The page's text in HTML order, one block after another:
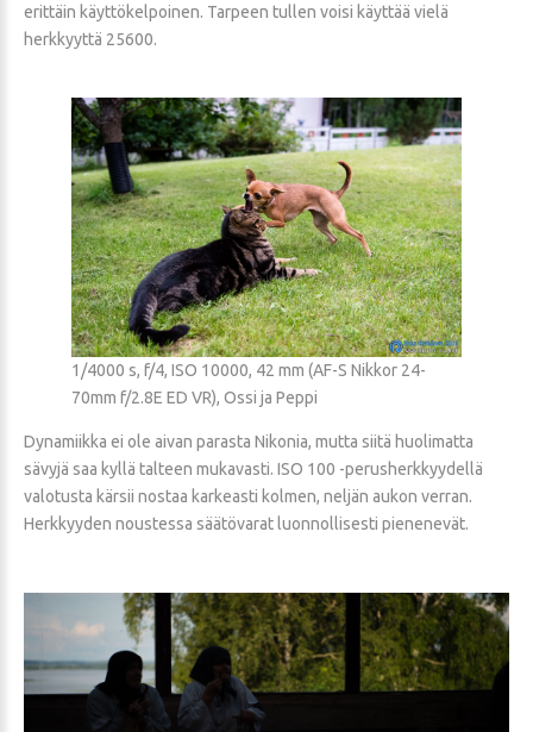
erittäin käyttökelpoinen. Tarpeen tullen voisi käyttää vielä
herkkyyttä 25600.
1/4000 s, f/4, ISO 10000, 42 mm (AF-S Nikkor 24-
70mm f/2.8E ED VR), Ossi ja Peppi
Dynamiikka ei ole aivan parasta Nikonia, mutta siitä huolimatta
sävyjä saa kyllä talteen mukavasti. ISO 100 -perusherkkyydellä
valotusta kärsii nostaa karkeasti kolmen, neljän aukon verran.
Herkkyyden noustessa säätövarat luonnollisesti pienenevät.